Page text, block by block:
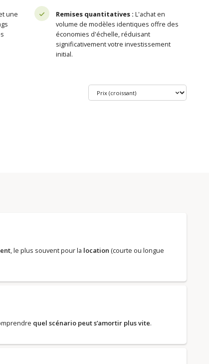
une
Remises quantitatives : L'achat en
volume de modèles identiques offre des
économies d'échelle, réduisant
significativement votre investissement
initial.
, le plus souvent pour la location (courte ou longue
quel scénario peut s’amortir plus vite.